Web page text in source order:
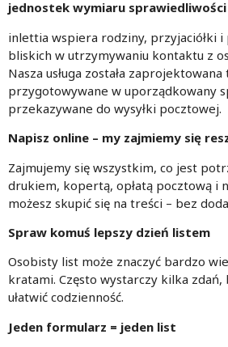
jednostek wymiaru sprawiedliwości
inlettia wspiera rodziny, przyjaciółki i
bliskich w utrzymywaniu kontaktu z
Nasza usługa została
przygotowywane w uporządkowany
przekazywane do wysyłki pocztowej.
Napisz online – my zajmiemy się
Zajmujemy się wszystkim, co jest
drukiem, kopertą, opłatą pocztową i
możesz skupić się na treści – bez
Spraw komuś lepszy dzień listem
Osobisty list może znaczyć bardzo
kratami. Często wystarczy kilka zdań,
ułatwić codzienność.
Jeden formularz = jeden list